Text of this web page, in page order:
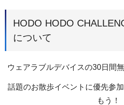
HODO HODO
について
ウェアラブルデバイスの30日間
話題のお散歩イベントに優先参
もう！